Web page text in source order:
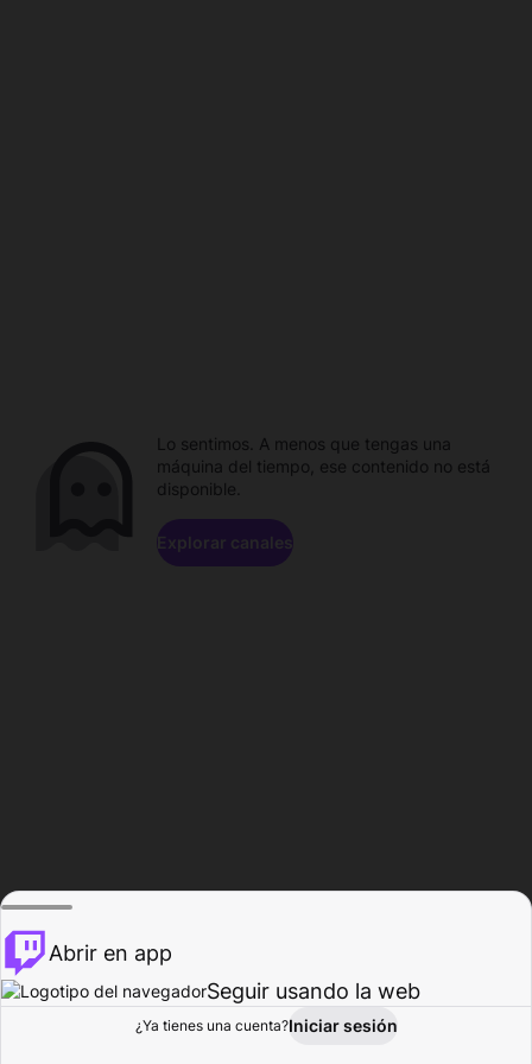
Explorar Actividad
Lo sentimos. A menos que tengas una
máquina del tiempo, ese contenido no está
disponible.
Explorar canales
Abrir en app
Seguir usando la web
¿Ya tienes una cuenta?Iniciar sesión